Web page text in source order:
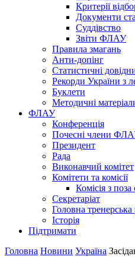
Критерії
Документи
Суддівство
Звіти ФЛАУ
Правила змагань
Анти-допінг
Статистичні
Рекорди України з
Буклети
Методичні
ФЛАУ
Конференція
Почесні члени
Президент
Рада
Виконавчий комітет
Комітети та комісії
Комісія з
Секретаріат
Головна
Історія
Підтримати
Головна Новини Україна